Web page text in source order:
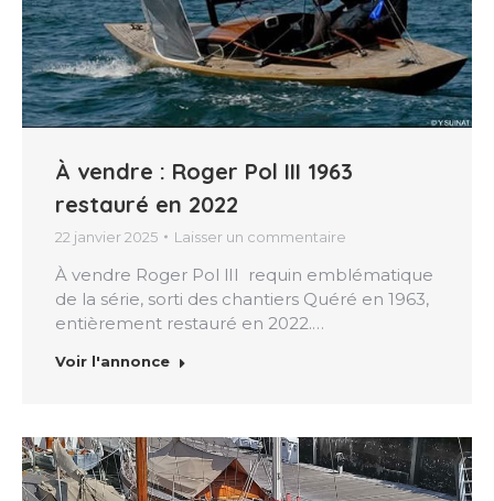
À vendre : Roger Pol III 1963
restauré en 2022
22 janvier 2025 Laisser un commentaire
À vendre Roger Pol lII requin emblématique
de la série, sorti des chantiers Quéré en 1963,
entièrement restauré en 2022.…
Voir l'annonce